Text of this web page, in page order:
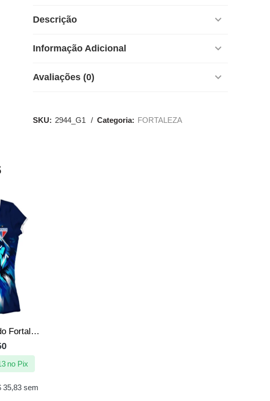
Descrição
Informação Adicional
Avaliações (0)
SKU: 2944_G1 Categoria: FORTALEZA
Camisa feminina do Fortaleza – Jotaz – Leão Celeste
35,83 sem
no Pix